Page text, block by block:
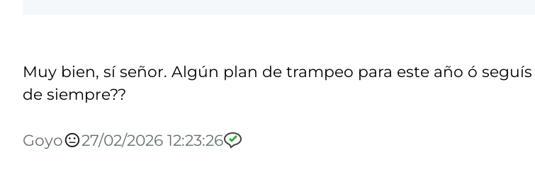
Muy bien, sí señor. Algún plan de trampeo para este año ó
de siempre??
Goyo 27/02/2026 12:23:26